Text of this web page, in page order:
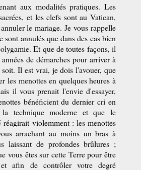
aux modalités pratiques. Les
et les clefs sont au Vatican,
le mariage. Je vous rappelle
sont annulés que dans des cas bien
Et que de toutes façons, il
de démarches pour arriver à
soit. Il est vrai, je dois l'avouer, que
les menottes en quelques heures à
il vous prenait l'envie d'essayer,
bénéficient du dernier cri en
technique moderne et que le
réagirait violemment : les menottes
arrachant au moins un bras à
laissant de profondes brûlures ;
vous êtes sur cette Terre pour être
afin de contrôler votre degré